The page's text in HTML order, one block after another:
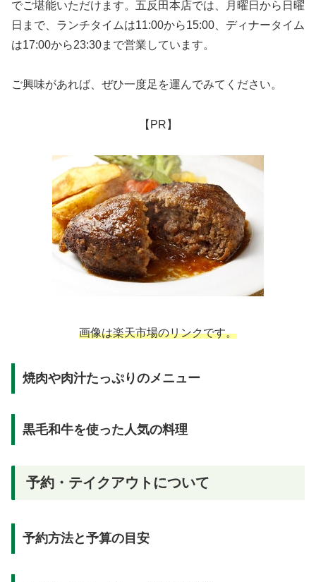
でご堪能いただけます。五反田本店では、月曜日から日曜
日まで、ランチタイムは11:00から15:00、ディナータイム
は17:00から23:30まで営業しています。
ご興味があれば、ぜひ一度足を運んでみてください。
【PR】
画像は楽天市場のリンクです。
焼肉や肉汁たっぷりのメニュー
黒毛和牛を使った人気の料理
予約・テイクアウトについて
予約方法と予算の目安